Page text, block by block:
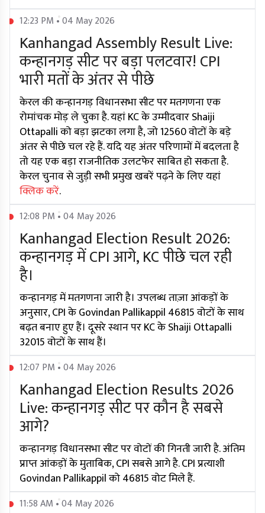
12:23 PM • 04 May 2026
Kanhangad Assembly Result Live:
कन्हानगड़ सीट पर बड़ा पलटवार! CPI
भारी मतों के अंतर से पीछे
केरल की कन्हानगड़ विधानसभा सीट पर मतगणना एक
रोमांचक मोड़ ले चुका है. यहां KC के उम्मीदवार Shaiji
Ottapalli को बड़ा झटका लगा है, जो 12560 वोटों के बड़े
अंतर से पीछे चल रहे हैं. यदि यह अंतर परिणामों में बदलता है
तो यह एक बड़ा राजनीतिक उलटफेर साबित हो सकता है.
केरल चुनाव से जुड़ी सभी प्रमुख खबरें पढ़ने के लिए यहां
क्लिक करें.
12:08 PM • 04 May 2026
Kanhangad Election Result 2026:
कन्हानगड़ में CPI आगे, KC पीछे चल रही
है।
कन्हानगड़ में मतगणना जारी है। उपलब्ध ताज़ा आंकड़ों के
अनुसार, CPI के Govindan Pallikappil 46815 वोटों के साथ
बढ़त बनाए हुए हैं। दूसरे स्थान पर KC के Shaiji Ottapalli
32015 वोटों के साथ हैं।
12:07 PM • 04 May 2026
Kanhangad Election Results 2026
Live: कन्हानगड़ सीट पर कौन है सबसे
आगे?
कन्हानगड़ विधानसभा सीट पर वोटों की गिनती जारी है. अंतिम
प्राप्त आंकड़ों के मुताबिक, CPI सबसे आगे है. CPI प्रत्याशी
Govindan Pallikappil को 46815 वोट मिले हैं.
11:58 AM • 04 May 2026